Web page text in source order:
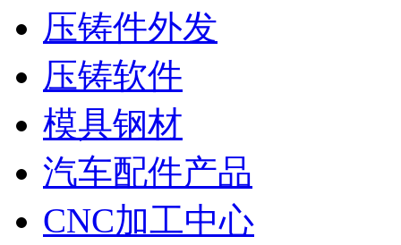
压铸件外发
压铸软件
模具钢材
汽车配件产品
CNC加工中心